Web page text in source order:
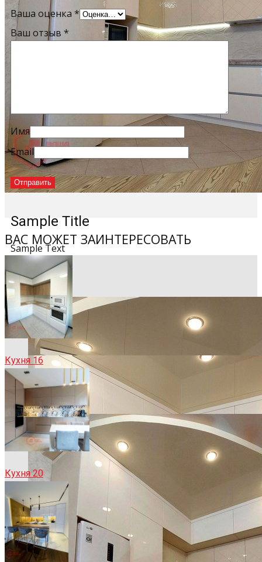
Sample Title
Sample Text
Ваша оценка *
Ваш отзыв *
Имя
Email
ВАС МОЖЕТ ЗАИНТЕРЕСОВАТЬ
Кухня 16
Кухня 20